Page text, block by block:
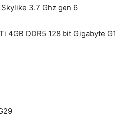
3.7 Ghz gen 6
4GB DDR5 128 bit Gigabyte G1